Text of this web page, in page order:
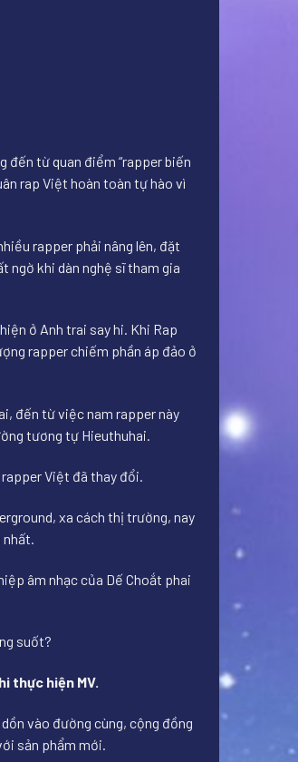
đến từ quan điểm “rapper biến
rap Việt hoàn toàn tự hào vì
rapper phải nâng lên, đặt
ngờ khi dàn nghệ sĩ tham gia
ở Anh trai say hi. Khi Rap
rapper chiếm phần áp đảo ở
đến từ việc nam rapper này
tương tự Hieuthuhai.
Việt đã thay đổi.
xa cách thị trường, nay
âm nhạc của Dế Choắt phai
suốt?
thực hiện MV.
vào đường cùng, cộng đồng
sản phẩm mới.